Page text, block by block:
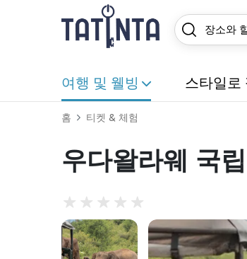
여행 및 웰빙 스타일로
홈 티켓 & 체험
우다왈라웨 국